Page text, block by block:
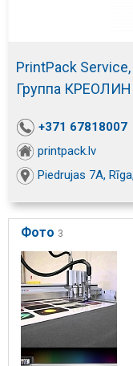
PrintPack
Группа
+371 67818007
printpack.lv
Piedrujas 7A,
Фото 3